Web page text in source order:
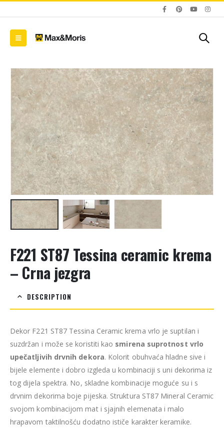
F221 ST87 Tessina ceramic krema
– Crna jezgra
DESCRIPTION
Dekor F221 ST87 Tessina Ceramic krema vrlo je suptilan i
suzdržan i može se koristiti kao smirena suprotnost vrlo
upečatljivih drvnih dekora. Kolorit obuhvaća hladne sive i
bijele elemente i dobro izgleda u kombinaciji s uni dekorima iz
tog dijela spektra. No, skladne kombinacije moguće su i s
drvnim dekorima boje pijeska. Struktura ST87 Mineral Ceramic
svojom kombinacijom mat i sjajnih elemenata i malo
hrapavom taktilnošću dodatno ističe karakter keramike.